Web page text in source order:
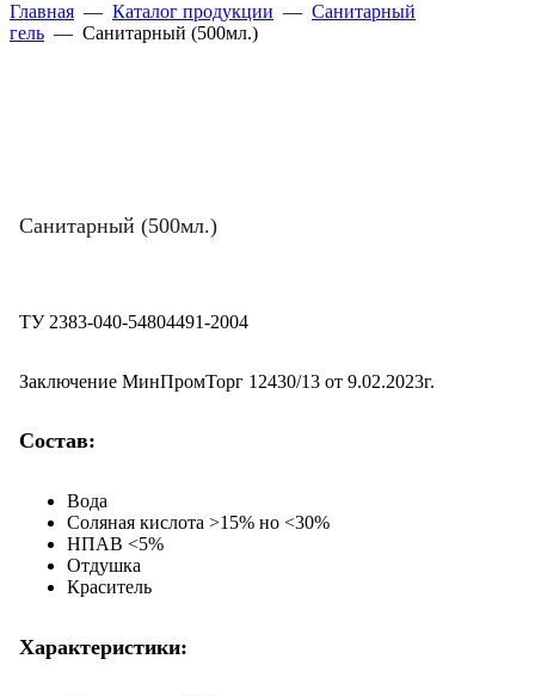
Главная — Каталог продукции — Санитарный
гель — Санитарный (500мл.)
Санитарный (500мл.)
ТУ 2383-040-54804491-2004
Заключение МинПромТорг 12430/13 от 9.02.2023г.
Состав:
Вода
Соляная кислота >15% но <30%
НПАВ <5%
Отдушка
Краситель
Характеристики: